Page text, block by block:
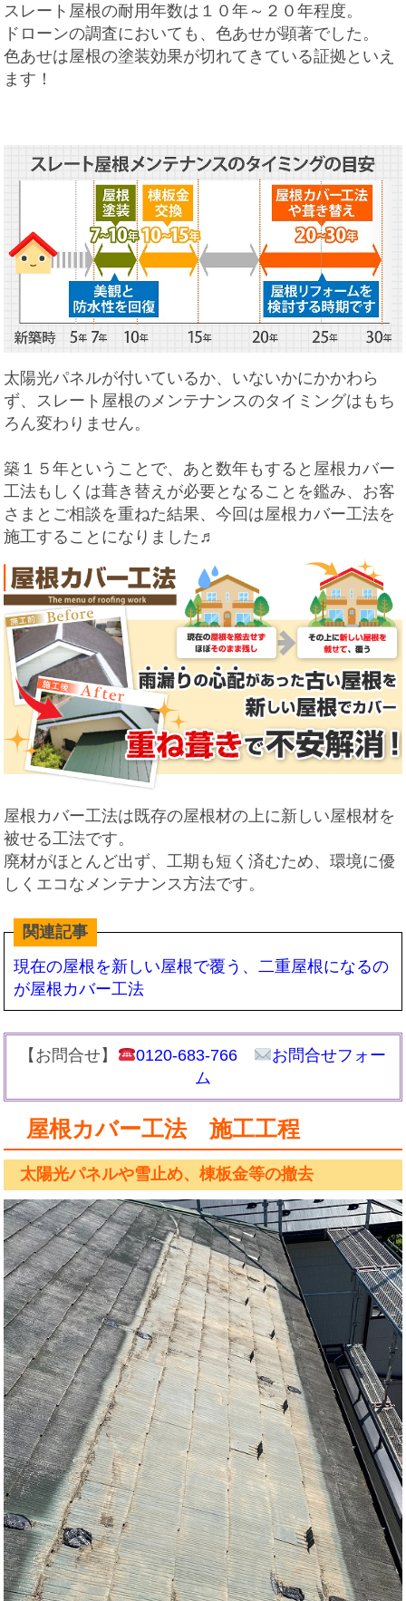
スレート屋根の耐用年数は１０年～２０年程度。
ドローンの調査においても、色あせが顕著でした。
色あせは屋根の塗装効果が切れてきている証拠といえ
ます！
太陽光パネルが付いているか、いないかにかかわら
ず、スレート屋根のメンテナンスのタイミングはもち
ろん変わりません。
築１５年ということで、あと数年もすると屋根カバー
工法もしくは葺き替えが必要となることを鑑み、お客
さまとご相談を重ねた結果、今回は屋根カバー工法を
施工することになりました♬
屋根カバー工法は既存の屋根材の上に新しい屋根材を
被せる工法です。
廃材がほとんど出ず、工期も短く済むため、環境に優
しくエコなメンテナンス方法です。
関連記事
現在の屋根を新しい屋根で覆う、二重屋根になるの
が屋根カバー工法
【お問合せ】 0120-683-766
お問合せフォー
ム
屋根カバー工法 施工工程
太陽光パネルや雪止め、棟板金等の撤去